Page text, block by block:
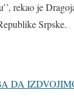
rekao je
Srpske.
DA